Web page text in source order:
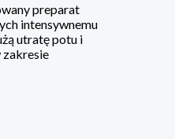
preparat
intensywnemu
utratę potu i
zakresie